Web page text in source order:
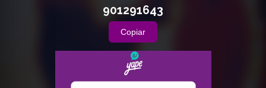
901291643
Copiar